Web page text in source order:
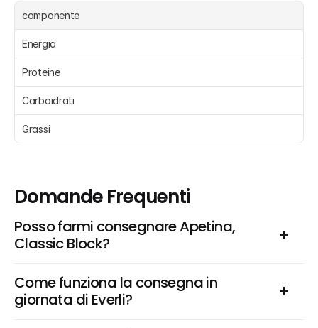
componente
Energia
Proteine
Carboidrati
Grassi
Domande Frequenti
Posso farmi consegnare Apetina,
Classic Block?
Come funziona la consegna in
giornata di Everli?